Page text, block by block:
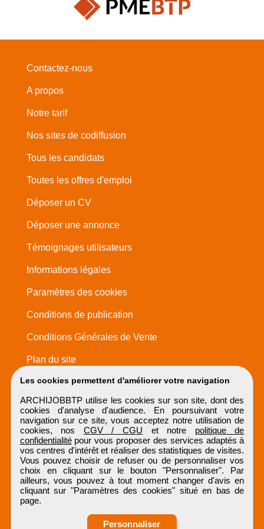
Les cookies permettent d'améliorer votre navigation
ARCHIJOBBTP utilise les cookies sur son site, dont des
cookies d'analyse d'audience. En poursuivant votre
navigation sur ce site, vous acceptez notre utilisation de
cookies, nos CGV / CGU et notre politique de
confidentialitépour vous proposer des services adaptés à
vos centres d'intérêt et réaliser des statistiques de visites.
Vous pouvez choisir de refuser ou de personnaliser vos
choix en cliquant sur le bouton "Personnaliser". Par
ailleurs, vous pouvez à tout moment changer d'avis en
cliquant sur "Paramètres des cookies" situé en bas de
page.
Personnaliser
Contactez-nous
A propos
Notre tarif
Nos sites de codiffusion
Tous les candidats
Toutes les offres d'emploi
Déposer un CV
Déposer une annonce
Témoignages utilisateurs
Informations légales
Paramètres des cookies
Conditions de publication
Conditions Générales de Vente
Plan du site